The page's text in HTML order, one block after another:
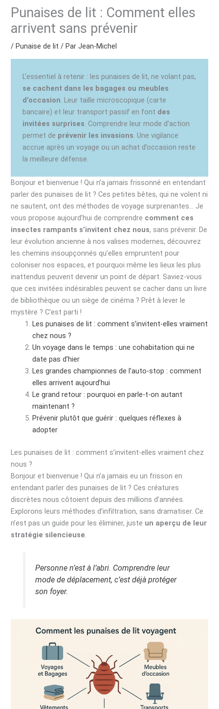
Punaises de lit : Comment elles
arrivent sans prévenir
/Punaise de lit / ParJean-Michel
L’essentiel à retenir : les punaises de lit, ne volant pas,
se cachent dans les bagages ou meubles
d’occasion. Leur taille microscopique (carte
bancaire) et leur transport passif en font des
invitées surprises. Comprendre leur mode d’action
permet de prévenir les invasions. Une vigilance
accrue après un voyage ou un achat d’occasion reste
la meilleure défense.
Bonjour et bienvenue ! Qui n’a jamais frissonné en entendant
parler des punaises de lit ? Ces petites bêtes, qui ne volent ni
ne sautent, ont des méthodes de voyage surprenantes… Je
vous propose aujourd’hui de comprendre comment ces
insectes rampants s’invitent chez nous, sans prévenir. De
leur évolution ancienne à nos valises modernes, découvrez
les chemins insoupçonnés qu’elles empruntent pour
coloniser nos espaces, et pourquoi même les lieux les plus
inattendus peuvent devenir un point de départ. Saviez-vous
que ces invitées indésirables peuvent se cacher dans un livre
de bibliothèque ou un siège de cinéma ? Prêt à lever le
mystère ? C’est parti !
Les punaises de lit : comment s’invitent-elles vraiment
chez nous ?
Un voyage dans le temps : une cohabitation qui ne
date pas d’hier
Les grandes championnes de l’auto-stop : comment
elles arrivent aujourd’hui
Le grand retour : pourquoi en parle-t-on autant
maintenant ?
Prévenir plutôt que guérir : quelques réflexes à
adopter
Les punaises de lit : comment s’invitent-elles vraiment chez
nous ?
Bonjour et bienvenue ! Qui n’a jamais eu un frisson en
entendant parler des punaises de lit ? Ces créatures
discrètes nous côtoient depuis des millions d’années.
Explorons leurs méthodes d’infiltration, sans dramatiser. Ce
n’est pas un guide pour les éliminer, juste un aperçu de leur
stratégie silencieuse
Personne n’est à l’abri. Comprendre leur
mode de déplacement, c’est déjà protéger
son foyer.